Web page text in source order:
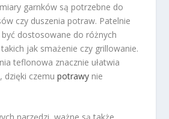
garnków są potrzebne do
czy duszenia potraw. Patelnie
dostosowane do różnych
jak smażenie czy grillowanie.
teflonowa znacznie ułatwia
dzięki czemupotrawy nie